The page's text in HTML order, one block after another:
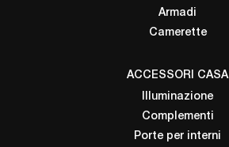
Armadi
Camerette
ACCESSORI CASA
Illuminazione
Complementi
Porte per interni